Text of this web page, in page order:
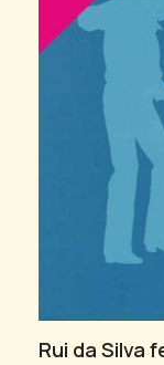
Rui da Silva